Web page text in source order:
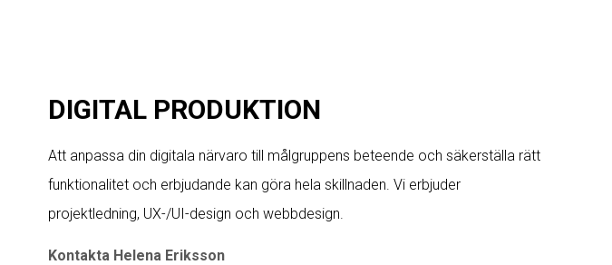
DIGITAL PRODUKTION
Att anpassa din digitala närvaro till målgruppens beteende och säkerställa rätt
funktionalitet och erbjudande kan göra hela skillnaden. Vi erbjuder
projektledning, UX-/UI-design och webbdesign.
Kontakta Helena Eriksson